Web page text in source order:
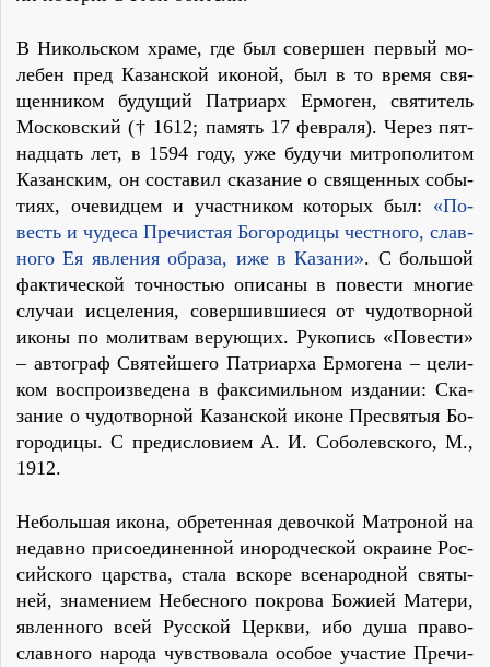
В Ни­коль­ском хра­ме, где был со­вер­шен пер­вый мо­
ле­бен пред Ка­зан­ской ико­ной, был в то вре­мя свя­
щен­ни­ком бу­ду­щий Пат­ри­арх Ер­мо­ген, свя­ти­тель
Мос­ков­ский († 1612; па­мять 17 фев­ра­ля). Через пят­
на­дцать лет, в 1594 го­ду, уже бу­дучи мит­ро­по­ли­том
Ка­зан­ским, он со­ста­вил ска­за­ние о свя­щен­ных со­бы­
ти­ях, оче­вид­цем и участ­ни­ком ко­то­рых был: «По­
весть и чу­де­са Пре­чи­стая Бо­го­ро­ди­цы чест­но­го, слав­
но­го Ея яв­ле­ния об­ра­за, иже в Ка­за­ни». С боль­шой
фак­ти­че­ской точ­но­стью опи­са­ны в по­ве­сти мно­гие
слу­чаи ис­це­ле­ния, со­вер­шив­ши­е­ся от чу­до­твор­ной
ико­ны по мо­лит­вам ве­ру­ю­щих. Ру­ко­пись «По­ве­сти»
– ав­то­граф Свя­тей­ше­го Пат­ри­ар­ха Ер­мо­ге­на – це­ли­
ком вос­про­из­ве­де­на в фак­си­миль­ном из­да­нии: Ска­
за­ние о чу­до­твор­ной Ка­зан­ской иконе Пре­свя­тыя Бо­
го­ро­ди­цы. С пре­ди­сло­ви­ем А. И. Со­болев­ско­го, М.,
1912.
Неболь­шая ико­на, об­ре­тен­ная де­воч­кой Мат­ро­ной на
недав­но при­со­еди­нен­ной ино­род­че­ской окра­ине Рос­
сий­ско­го цар­ства, ста­ла вско­ре все­на­род­ной свя­ты­
ней, зна­ме­ни­ем Небес­но­го по­кро­ва Бо­жи­ей Ма­те­ри,
яв­лен­но­го всей Рус­ской Церк­ви, ибо ду­ша пра­во­
слав­но­го на­ро­да чув­ство­ва­ла осо­бое уча­стие Пре­чи­